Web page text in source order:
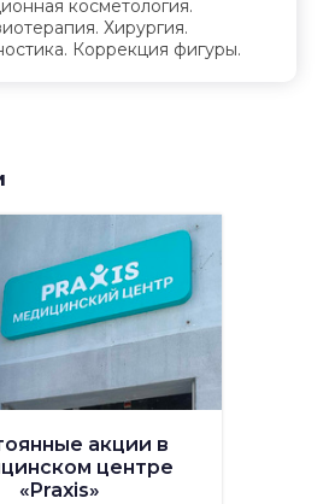
косметология.
Хирургия.
Коррекция фигуры.
акции в
центре
«Praxis»